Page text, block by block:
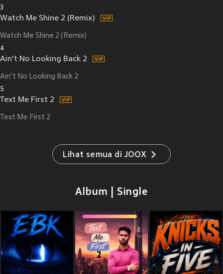
3
Watch Me Shine 2 (Remix)
Watch Me Shine 2 (Remix)
4
Ain't No Looking Back 2
Ain't No Looking Back 2
5
Text Me First 2
Text Me First 2
Lihat semua di JOOX
Album | Single